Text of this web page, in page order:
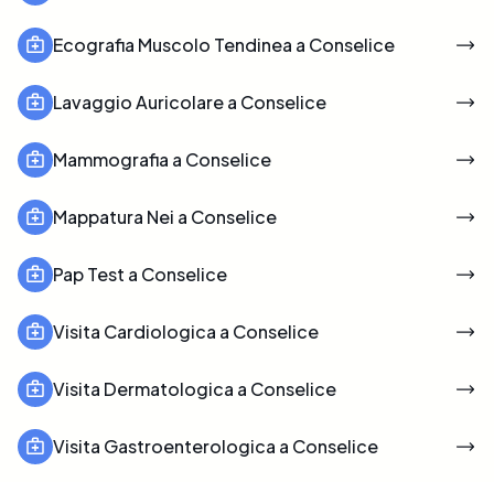
Ecografia Muscolo Tendinea a Conselice
Lavaggio Auricolare a Conselice
Mammografia a Conselice
Mappatura Nei a Conselice
Pap Test a Conselice
Visita Cardiologica a Conselice
Visita Dermatologica a Conselice
Visita Gastroenterologica a Conselice